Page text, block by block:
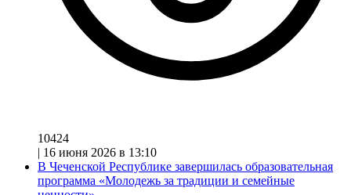
10424
| 16 июня 2026 в 13:10
В Чеченской Республике завершилась образовательная
программа «Молодежь за традиции и семейные